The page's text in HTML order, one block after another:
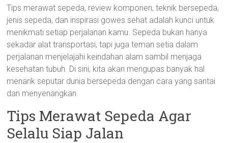
Tips merawat sepeda, review komponen, teknik bersepeda,
jenis sepeda, dan inspirasi gowes sehat adalah kunci untuk
menikmati setiap perjalanan kamu. Sepeda bukan hanya
sekadar alat transportasi, tapi juga teman setia dalam
perjalanan menjelajahi keindahan alam sambil menjaga
kesehatan tubuh. Di sini, kita akan mengupas banyak hal
menarik seputar dunia bersepeda dengan cara yang santai
dan menyenangkan.
Tips Merawat Sepeda Agar
Selalu Siap Jalan